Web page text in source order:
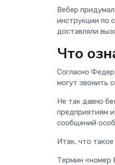
Вебер
инструкции по
доставляли
Что
Согласно
могут звонить
Не так давно
предприятиям
сообщений
Итак, что
Термин «номер